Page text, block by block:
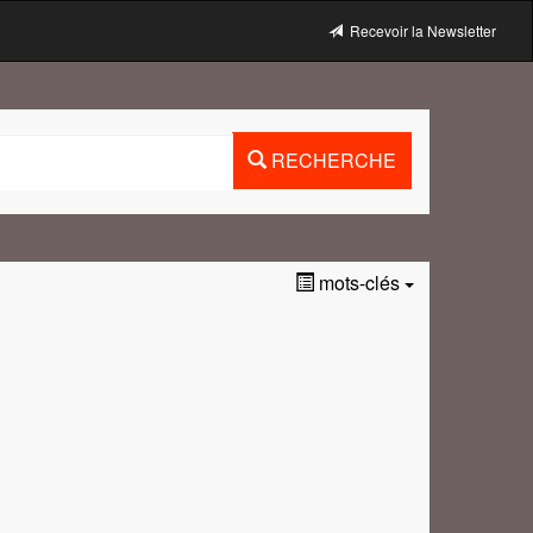
Recevoir la Newsletter
RECHERCHE
mots-clés